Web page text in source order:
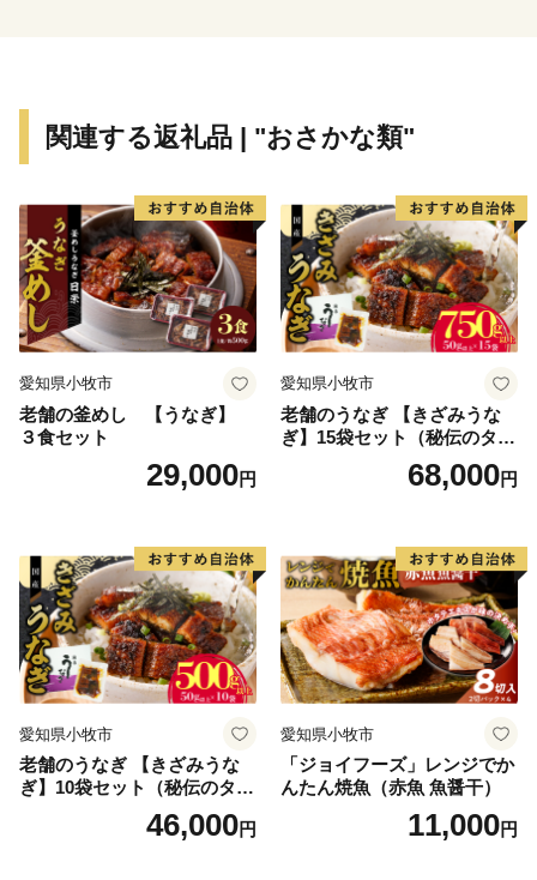
関連する返礼品 | "おさかな類"
愛知県小牧市
老舗の釜めし 【うなぎ】
３食セット
29,000円
愛知県小牧市
老舗のうなぎ 【きざみうな
ぎ】15袋セット（秘伝のタレ
68,000円
愛知県小牧市
老舗のうなぎ 【きざみうな
ぎ】10袋セット（秘伝のタレ
46,000円
愛知県小牧市
「ジョイフーズ」レンジでか
んたん焼魚（赤魚 魚醤干）
11,000円